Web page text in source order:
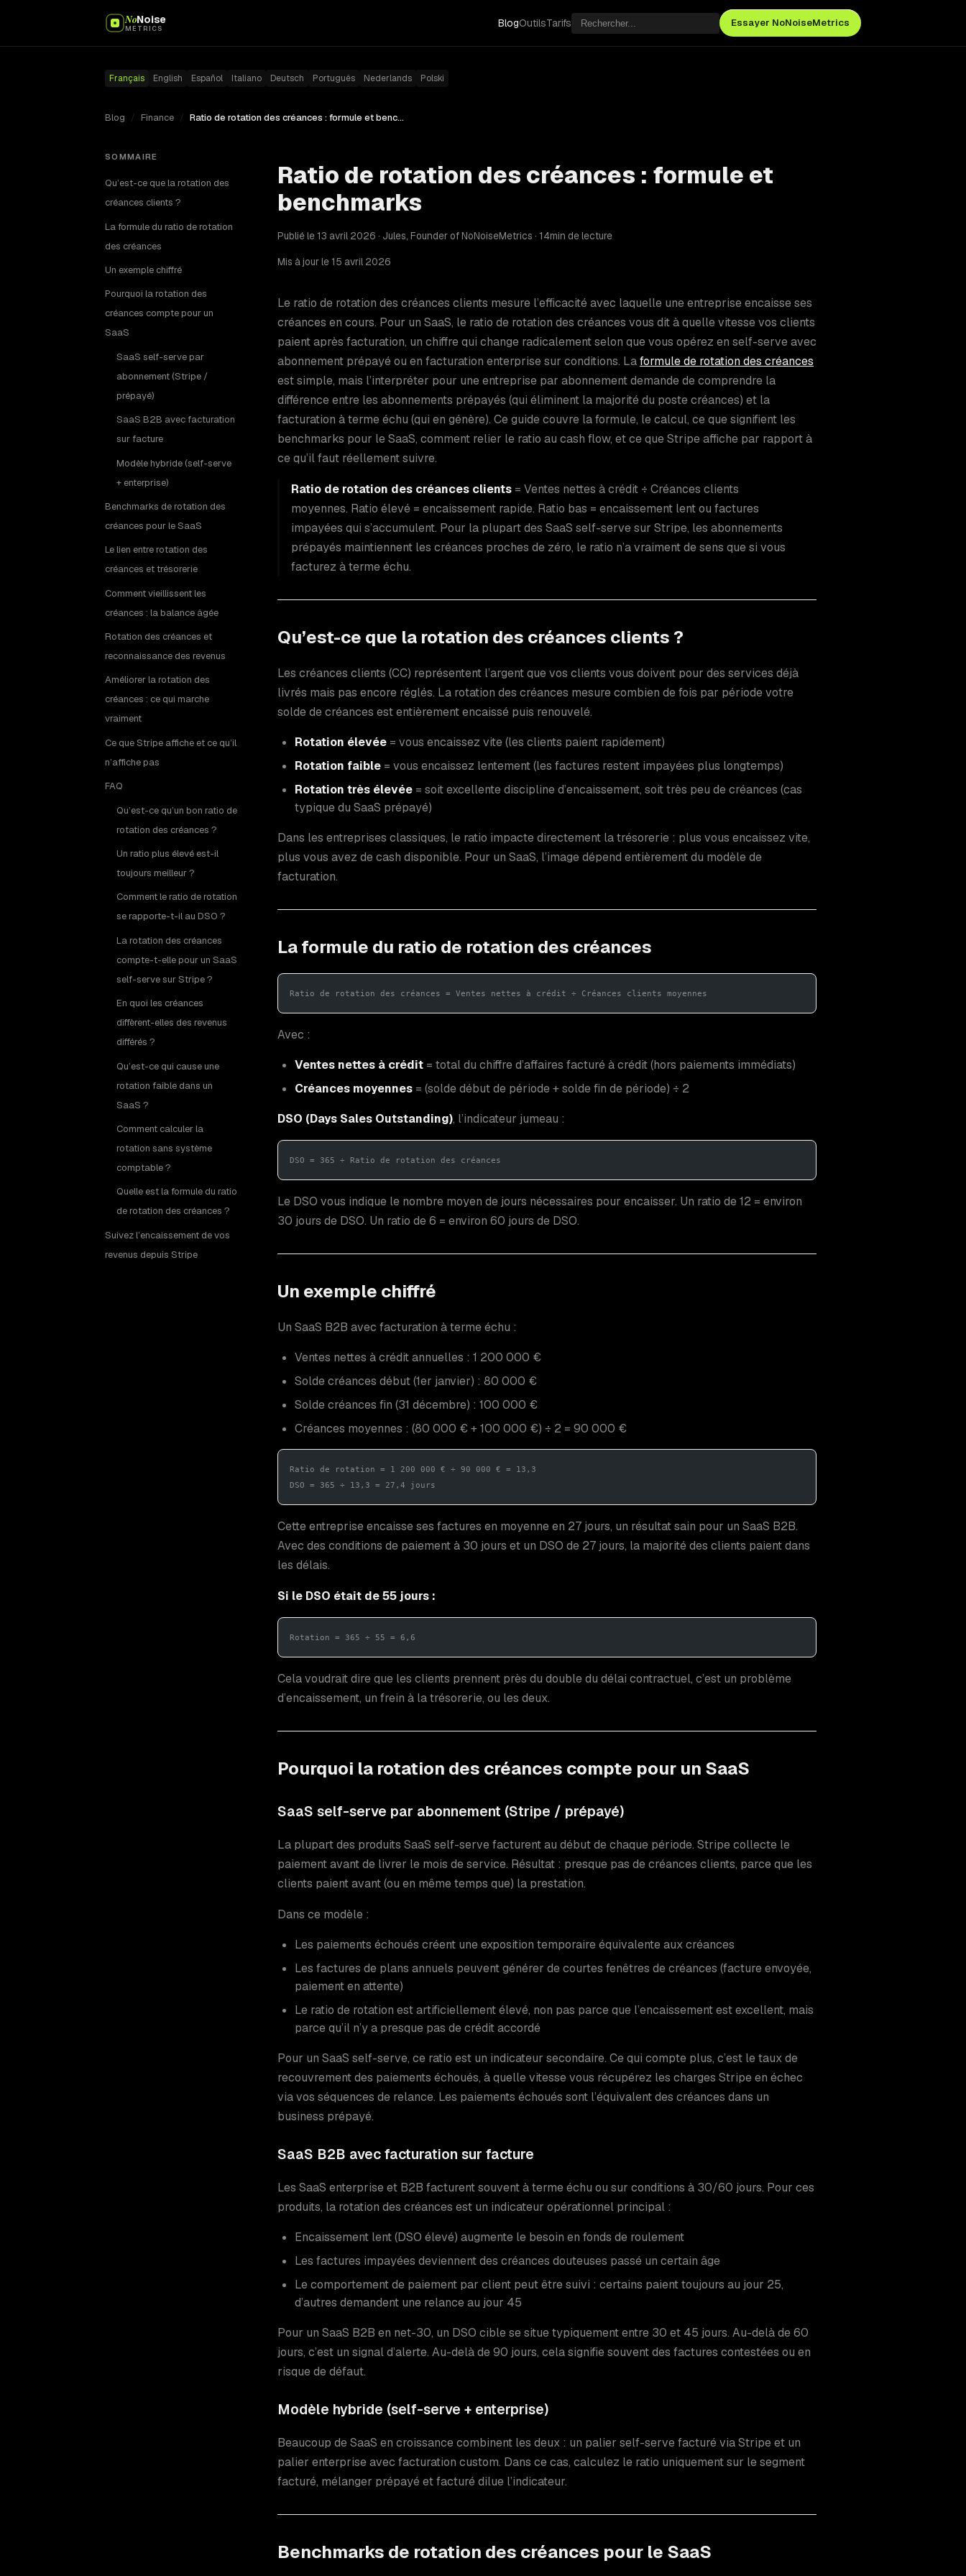
NoNoise
METRICS BlogOutilsTarifs Essayer NoNoiseMetrics
Français English Español Italiano Deutsch Português Nederlands Polski
Blog / Finance / Ratio de rotation des créances : formule et benchmarks
SOMMAIRE
Qu’est-ce que la rotation des
créances clients ?
La formule du ratio de rotation
des créances
Un exemple chiffré
Pourquoi la rotation des
créances compte pour un
SaaS
SaaS self-serve par
abonnement (Stripe /
prépayé)
SaaS B2B avec facturation
sur facture
Modèle hybride (self-serve
+ enterprise)
Benchmarks de rotation des
créances pour le SaaS
Le lien entre rotation des
créances et trésorerie
Comment vieillissent les
créances : la balance âgée
Rotation des créances et
reconnaissance des revenus
Améliorer la rotation des
créances : ce qui marche
vraiment
Ce que Stripe affiche et ce qu’il
n’affiche pas
FAQ
Qu’est-ce qu’un bon ratio de
rotation des créances ?
Un ratio plus élevé est-il
toujours meilleur ?
Comment le ratio de rotation
se rapporte-t-il au DSO ?
La rotation des créances
compte-t-elle pour un SaaS
self-serve sur Stripe ?
En quoi les créances
diffèrent-elles des revenus
différés ?
Qu’est-ce qui cause une
rotation faible dans un
SaaS ?
Comment calculer la
rotation sans système
comptable ?
Quelle est la formule du ratio
de rotation des créances ?
Suivez l’encaissement de vos
revenus depuis Stripe
Ratio de rotation des créances : formule et
benchmarks
Publié le 13 avril 2026 · Jules, Founder of NoNoiseMetrics · 14min de lecture
Mis à jour le 15 avril 2026
Le ratio de rotation des créances clients mesure l’efficacité avec laquelle une entreprise encaisse ses
créances en cours. Pour un SaaS, le ratio de rotation des créances vous dit à quelle vitesse vos clients
paient après facturation, un chiffre qui change radicalement selon que vous opérez en self-serve avec
abonnement prépayé ou en facturation enterprise sur conditions. Laformule de rotation des créances
est simple, mais l’interpréter pour une entreprise par abonnement demande de comprendre la
différence entre les abonnements prépayés (qui éliminent la majorité du poste créances) et la
facturation à terme échu (qui en génère). Ce guide couvre la formule, le calcul, ce que signifient les
benchmarks pour le SaaS, comment relier le ratio au cash flow, et ce que Stripe affiche par rapport à
ce qu’il faut réellement suivre.
Ratio de rotation des créances clients = Ventes nettes à crédit ÷ Créances clients
moyennes. Ratio élevé = encaissement rapide. Ratio bas = encaissement lent ou factures
impayées qui s’accumulent. Pour la plupart des SaaS self-serve sur Stripe, les abonnements
prépayés maintiennent les créances proches de zéro, le ratio n’a vraiment de sens que si vous
facturez à terme échu.
Qu’est-ce que la rotation des créances clients ?
Les créances clients (CC) représentent l’argent que vos clients vous doivent pour des services déjà
livrés mais pas encore réglés. La rotation des créances mesure combien de fois par période votre
solde de créances est entièrement encaissé puis renouvelé.
Rotation élevée = vous encaissez vite (les clients paient rapidement)
Rotation faible = vous encaissez lentement (les factures restent impayées plus longtemps)
Rotation très élevée = soit excellente discipline d’encaissement, soit très peu de créances (cas
typique du SaaS prépayé)
Dans les entreprises classiques, le ratio impacte directement la trésorerie : plus vous encaissez vite,
plus vous avez de cash disponible. Pour un SaaS, l’image dépend entièrement du modèle de
facturation.
La formule du ratio de rotation des créances
Ratio de rotation des créances = Ventes nettes à crédit ÷ Créances clients moyennes
Avec :
Ventes nettes à crédit = total du chiffre d’affaires facturé à crédit (hors paiements immédiats)
Créances moyennes = (solde début de période + solde fin de période) ÷ 2
DSO (Days Sales Outstanding), l’indicateur jumeau :
DSO = 365 ÷ Ratio de rotation des créances
Le DSO vous indique le nombre moyen de jours nécessaires pour encaisser. Un ratio de 12 = environ
30 jours de DSO. Un ratio de 6 = environ 60 jours de DSO.
Un exemple chiffré
Un SaaS B2B avec facturation à terme échu :
Ventes nettes à crédit annuelles : 1 200 000 €
Solde créances début (1er janvier) : 80 000 €
Solde créances fin (31 décembre) : 100 000 €
Créances moyennes : (80 000 € + 100 000 €) ÷ 2 = 90 000 €
Ratio de rotation = 1 200 000 € ÷ 90 000 € = 13,3
DSO = 365 ÷ 13,3 = 27,4 jours
Cette entreprise encaisse ses factures en moyenne en 27 jours, un résultat sain pour un SaaS B2B.
Avec des conditions de paiement à 30 jours et un DSO de 27 jours, la majorité des clients paient dans
les délais.
Si le DSO était de 55 jours :
Rotation = 365 ÷ 55 = 6,6
Cela voudrait dire que les clients prennent près du double du délai contractuel, c’est un problème
d’encaissement, un frein à la trésorerie, ou les deux.
Pourquoi la rotation des créances compte pour un SaaS
SaaS self-serve par abonnement (Stripe / prépayé)
La plupart des produits SaaS self-serve facturent au début de chaque période. Stripe collecte le
paiement avant de livrer le mois de service. Résultat : presque pas de créances clients, parce que les
clients paient avant (ou en même temps que) la prestation.
Dans ce modèle :
Les paiements échoués créent une exposition temporaire équivalente aux créances
Les factures de plans annuels peuvent générer de courtes fenêtres de créances (facture envoyée,
paiement en attente)
Le ratio de rotation est artificiellement élevé, non pas parce que l’encaissement est excellent, mais
parce qu’il n’y a presque pas de crédit accordé
Pour un SaaS self-serve, ce ratio est un indicateur secondaire. Ce qui compte plus, c’est le taux de
recouvrement des paiements échoués, à quelle vitesse vous récupérez les charges Stripe en échec
via vos séquences de relance. Les paiements échoués sont l’équivalent des créances dans un
business prépayé.
SaaS B2B avec facturation sur facture
Les SaaS enterprise et B2B facturent souvent à terme échu ou sur conditions à 30/60 jours. Pour ces
produits, la rotation des créances est un indicateur opérationnel principal :
Encaissement lent (DSO élevé) augmente le besoin en fonds de roulement
Les factures impayées deviennent des créances douteuses passé un certain âge
Le comportement de paiement par client peut être suivi : certains paient toujours au jour 25,
d’autres demandent une relance au jour 45
Pour un SaaS B2B en net-30, un DSO cible se situe typiquement entre 30 et 45 jours. Au-delà de 60
jours, c’est un signal d’alerte. Au-delà de 90 jours, cela signifie souvent des factures contestées ou en
risque de défaut.
Modèle hybride (self-serve + enterprise)
Beaucoup de SaaS en croissance combinent les deux : un palier self-serve facturé via Stripe et un
palier enterprise avec facturation custom. Dans ce cas, calculez le ratio uniquement sur le segment
facturé, mélanger prépayé et facturé dilue l’indicateur.
Benchmarks de rotation des créances pour le SaaS